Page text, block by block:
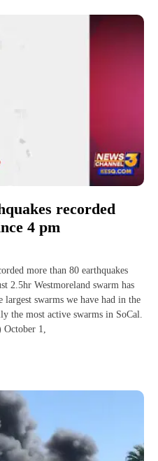
recorded
4 pm
more than 80 earthquakes
2.5hr Westmoreland swarm has
swarms we have had in the
the most active swarms in SoCal.
1,